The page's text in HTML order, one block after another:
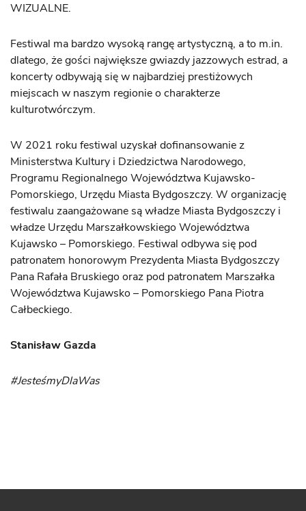
WIZUALNE.
Festiwal ma bardzo wysoką rangę artystyczną, a to m.in.
dlatego, że gości największe gwiazdy jazzowych estrad, a
koncerty odbywają się w najbardziej prestiżowych
miejscach w naszym regionie o charakterze
kulturotwórczym.
W 2021 roku festiwal uzyskał dofinansowanie z
Ministerstwa Kultury i Dziedzictwa Narodowego,
Programu Regionalnego Województwa Kujawsko-
Pomorskiego, Urzędu Miasta Bydgoszczy. W organizację
festiwalu zaangażowane są władze Miasta Bydgoszczy i
władze Urzędu Marszałkowskiego Województwa
Kujawsko – Pomorskiego. Festiwal odbywa się pod
patronatem honorowym Prezydenta Miasta Bydgoszczy
Pana Rafała Bruskiego oraz pod patronatem Marszałka
Województwa Kujawsko – Pomorskiego Pana Piotra
Całbeckiego.
Stanisław Gazda
#JesteśmyDlaWas